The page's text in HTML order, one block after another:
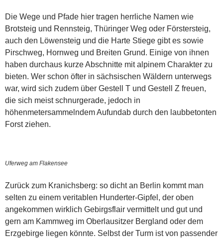
Die Wege und Pfade hier tragen herrliche Namen wie
Brotsteig und Rennsteig, Thüringer Weg oder Förstersteig,
auch den Löwensteig und die Harte Stiege gibt es sowie
Pirschweg, Hornweg und Breiten Grund. Einige von ihnen
haben durchaus kurze Abschnitte mit alpinem Charakter zu
bieten. Wer schon öfter in sächsischen Wäldern unterwegs
war, wird sich zudem über Gestell T und Gestell Z freuen,
die sich meist schnurgerade, jedoch in
höhenmetersammelndem Aufundab durch den laubbetonten
Forst ziehen.
Uferweg am Flakensee
Zurück zum Kranichsberg: so dicht an Berlin kommt man
selten zu einem veritablen Hunderter-Gipfel, der oben
angekommen wirklich Gebirgsflair vermittelt und gut und
gern am Kammweg im Oberlausitzer Bergland oder dem
Erzgebirge liegen könnte. Selbst der Turm ist von passender